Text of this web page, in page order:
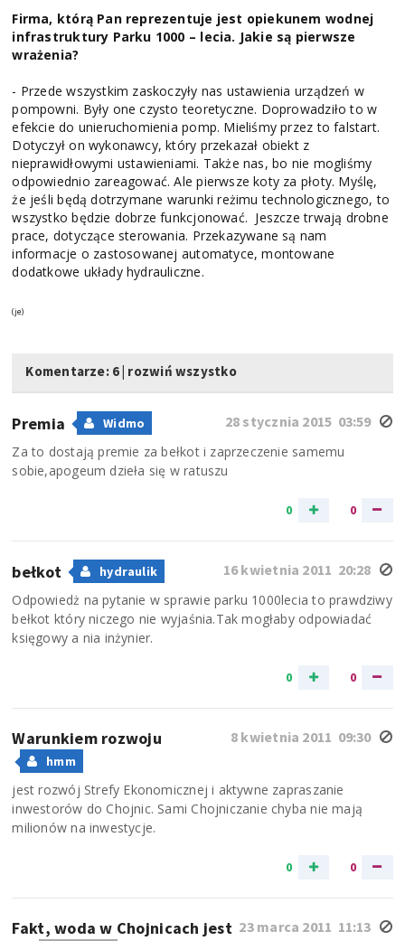
Firma, którą Pan reprezentuje jest opiekunem wodnej
infrastruktury Parku 1000 – lecia. Jakie są pierwsze
wrażenia?
- Przede wszystkim zaskoczyły nas ustawienia urządzeń w
pompowni. Były one czysto teoretyczne. Doprowadziło to w
efekcie do unieruchomienia pomp. Mieliśmy przez to falstart.
Dotyczył on wykonawcy, który przekazał obiekt z
nieprawidłowymi ustawieniami. Także nas, bo nie mogliśmy
odpowiednio zareagować. Ale pierwsze koty za płoty. Myślę,
że jeśli będą dotrzymane warunki reżimu technologicznego, to
wszystko będzie dobrze funkcjonować. Jeszcze trwają drobne
prace, dotyczące sterowania. Przekazywane są nam
informacje o zastosowanej automatyce, montowane
dodatkowe układy hydrauliczne.
(je)
Komentarze: 6| rozwiń wszystko
28 stycznia 2015 03:59
Premia Widmo
Za to dostają premie za bełkot i zaprzeczenie samemu
sobie,apogeum dzieła się w ratuszu
0 0
16 kwietnia 2011 20:28
bełkot hydraulik
Odpowiedż na pytanie w sprawie parku 1000lecia to prawdziwy
bełkot który niczego nie wyjaśnia.Tak mogłaby odpowiadać
księgowy a nia inżynier.
0 0
8 kwietnia 2011 09:30
Warunkiem rozwoju
hmm
jest rozwój Strefy Ekonomicznej i aktywne zapraszanie
inwestorów do Chojnic. Sami Chojniczanie chyba nie mają
milionów na inwestycje.
0 0
23 marca 2011 11:13
Fakt, woda w Chojnicach jest